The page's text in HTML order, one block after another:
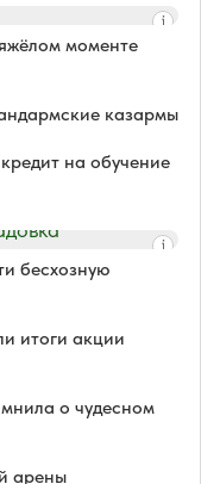
моменте
казармы
на обучение
бесхозную
итоги акции
о чудесном
арены